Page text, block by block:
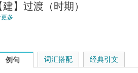
建】过渡（时期）
，变革
音】临时转调，变调
折
多
的用法和样例：
例句 词汇搭配 经典引文